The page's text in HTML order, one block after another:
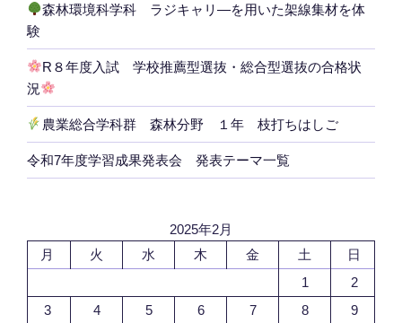
森林環境科学科 ラジキャリ―を用いた架線集材を体
験
R８年度入試 学校推薦型選抜・総合型選抜の合格状
況
農業総合学科群 森林分野 １年 枝打ちはしご
令和7年度学習成果発表会 発表テーマ一覧
2025年2月
月
火 水 木 金 土
日
1
2
3
4 5 6 7 8
9